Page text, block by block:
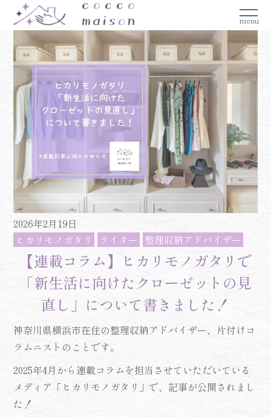
menu
2026年2月19日
ヒカリモノガタリ
ライター 整理収納アドバイザー
【連載コラム】ヒカリモノガタリで
「新生活に向けたクローゼットの見
直し」について書きました！
神奈川県横浜市在住の整理収納アドバイザー、片付けコ
ラムニストのことです。
2025年4月から連載コラムを担当させていただいている
メディア「ヒカリモノガタリ」で、記事が公開されまし
た！